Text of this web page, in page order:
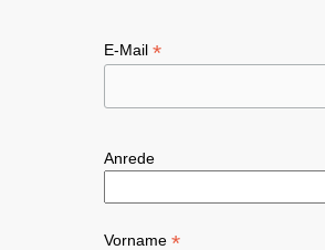
E-Mail *
Anrede
Vorname *